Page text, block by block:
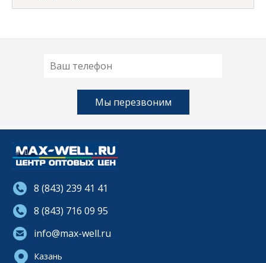
8 (843) 239 41 41
8 (843) 716 09 95
info@max-well.ru
Казань